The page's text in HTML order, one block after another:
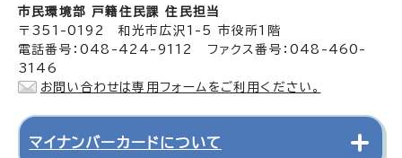
市民環境部 戸籍住民課 住民担当
〒351-0192 和光市広沢1-5 市役所1階
電話番号：048-424-9112 ファクス番号：048-460-
3146
お問い合わせは専用フォームをご利用ください。
マイナンバーカードについて